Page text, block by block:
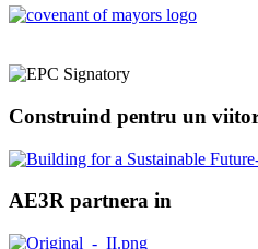
Construind pentru un
AE3R partnera in